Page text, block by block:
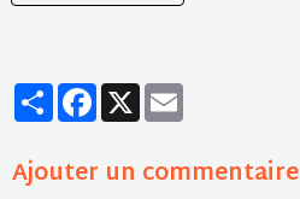
PartagerFacebook
X
Ajouter un commentaire